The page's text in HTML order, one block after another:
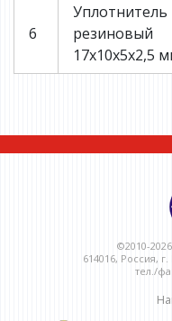
6
Уплотнитель
резиновый
17х10х5х2,5
©2010-
614016, Россия,
тел./